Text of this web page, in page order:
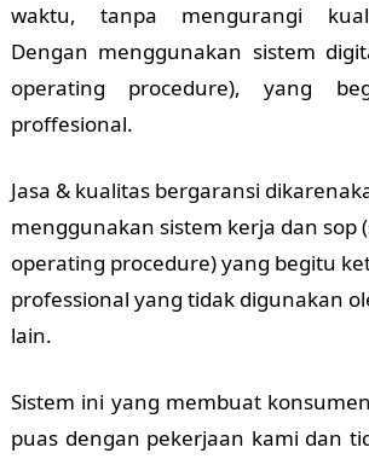
waktu, tanpa mengurangi
Dengan menggunakan sistem
operating procedure), yang
proffesional.
Jasa & kualitas bergaransi
menggunakan sistem kerja dan sop
operating procedure) yang begitu
professional yang tidak digunakan
lain.
Sistem ini yang membuat
puas dengan pekerjaan kami dan